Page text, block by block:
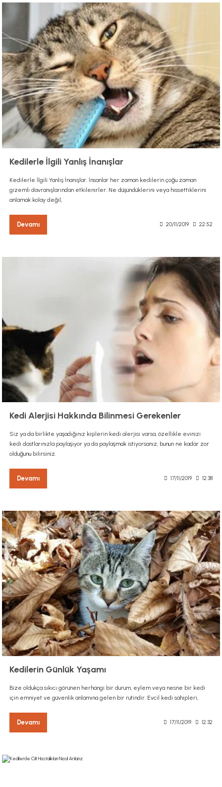
Kedilerle İlgili Yanlış İnanışlar
Kedilerle İlgili Yanlış İnanışlar. İnsanlar her zaman kedilerin çoğu zaman
gizemli davranışlarından etkilenirler. Ne düşündüklerini veya hissettiklerini
anlamak kolay değil,
Devamı 20/11/2019 22:52
Kedi Alerjisi Hakkında Bilinmesi Gerekenler
Siz ya da birlikte yaşadığınız kişilerin kedi alerjisi varsa, özellikle evinizi
kedi dostlarınızla paylaşıyor ya da paylaşmak istiyorsanız, bunun ne kadar zor
olduğunu bilirsiniz.
Devamı 17/11/2019 12:38
Kedilerin Günlük Yaşamı
Bize oldukça sıkıcı görünen herhangi bir durum, eylem veya nesne bir kedi
için emniyet ve güvenlik anlamına gelen bir rutindir. Evcil kedi sahipleri,
Devamı 17/11/2019 12:32